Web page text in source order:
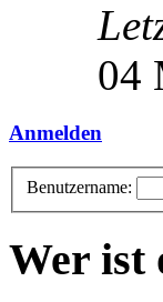
04
Anmelden
Benutzername:
Wer ist